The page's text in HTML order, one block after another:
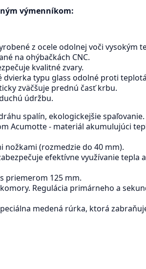
výmenníkom:
z ocele odolnej voči vysokým
na ohýbačkách CNC.
kvalitné zvary.
typu glass odolné proti
zväčšuje prednú časť krbu.
údržbu.
spalín, ekologickejšie spaľovanie.
Acumotte - materiál akumulujúci
nožkami (rozmedzie do 40 mm).
efektívne využívanie
priemerom 125 mm.
Regulácia primárneho a
medená rúrka, ktorá